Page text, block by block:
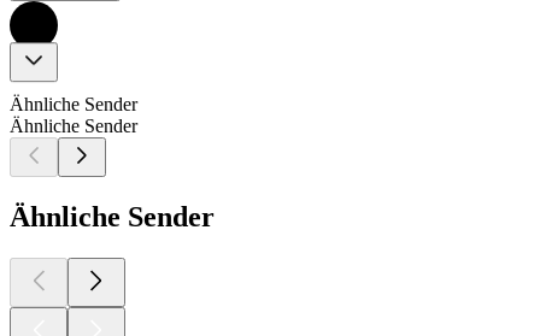
Ähnliche Sender
Ähnliche Sender
Ähnliche Sender